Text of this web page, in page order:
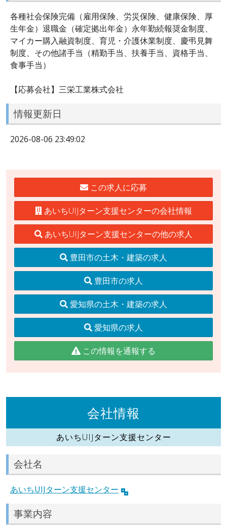
各種社会保険完備（雇用保険、労災保険、健康保険、厚
生年金）退職金（確定拠出年金）永年勤続報奨金制度、
マイカー購入融資制度、育児・介護休業制度、慶弔見舞
制度、その他諸手当（精勤手当、扶養手当、資格手当、
食事手当）
【応募会社】三栄工業株式会社
情報更新日
2026-08-06 23:49:02
この求人に応募
あいちUIJターン支援センターの会社情報
あいちUIJターン支援センターの他の求人
豊田市の土木・建築の求人
豊田市の求人
愛知県の土木・建築の求人
愛知県の求人
この情報を通報する
会社情報
あいちUIJターン支援センター
会社名
あいちUIJターン支援センター
事業内容